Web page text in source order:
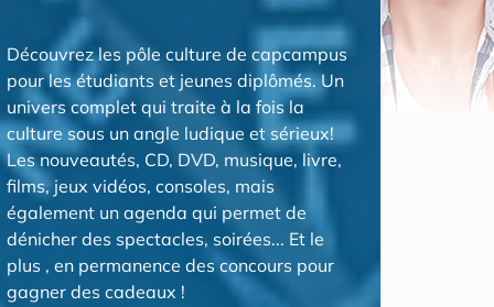
Découvrez les pôle culture de capcampus
pour les étudiants et jeunes diplômés. Un
univers complet qui traite à la fois la
culture sous un angle ludique et sérieux!
Les nouveautés, CD, DVD, musique, livre,
films, jeux vidéos, consoles, mais
également un agenda qui permet de
dénicher des spectacles, soirées... Et le
plus , en permanence des concours pour
gagner des cadeaux !